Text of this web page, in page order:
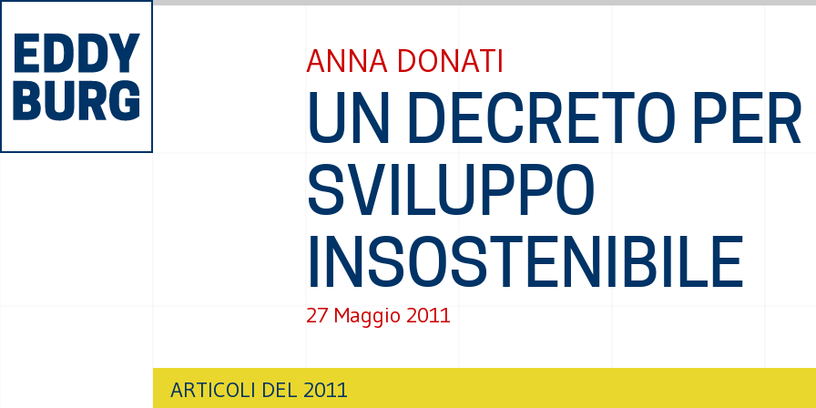
ANNA DONATI
UN DECRETO
SVILUPPO
INSOSTENIBILE
27 Maggio 2011
ARTICOLI DEL 2011